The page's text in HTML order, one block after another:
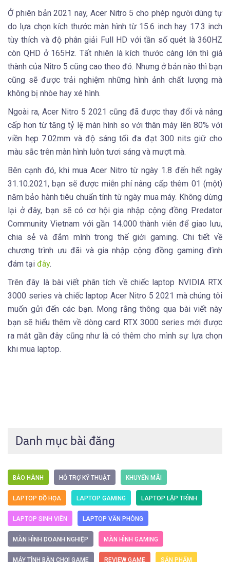
Ở phiên bản 2021 nay, Acer Nitro 5 cho phép người dùng tự
do lựa chọn kích thước màn hình từ 15.6 inch hay 17.3 inch
tùy thích và độ phân giải Full HD với tần số quét là 360HZ
còn QHD ở 165Hz. Tất nhiên là kích thước càng lớn thì giá
thành của Nitro 5 cũng cao theo đó. Nhưng ở bản nào thì bạn
cũng sẽ được trải nghiệm những hình ảnh chất lượng mà
không bị nhòe hay xé hình.
Ngoài ra, Acer Nitro 5 2021 cũng đã được thay đổi và nâng
cấp hơn từ tăng tỷ lệ màn hình so với thân máy lên 80% với
viền hẹp 7.02mm và độ sáng tối đa đạt 300 nits giữ cho
màu sắc trên màn hình luôn tươi sáng và mượt mà.
Bên cạnh đó, khi mua Acer Nitro từ ngày 1.8 đến hết ngày
31.10.2021, bạn sẽ được miễn phí nâng cấp thêm 01 (một)
năm bảo hành tiêu chuẩn tính từ ngày mua máy. Không dừng
lại ở đây, bạn sẽ có cơ hội gia nhập cộng đồng Predator
Community Vietnam với gần 14.000 thành viên để giao lưu,
chia sẻ và đắm mình trong thế giới gaming. Chi tiết về
chương trình ưu đãi và gia nhập cộng đồng gaming đình
đám tại đây.
Trên đây là bài viết phân tích về chiếc laptop NVIDIA RTX
3000 series và chiếc laptop Acer Nitro 5 2021 mà chúng tôi
muốn gửi đến các bạn. Mong rằng thông qua bài viết này
bạn sẽ hiểu thêm về dòng card RTX 3000 series mới được
ra mắt gần đây cũng như là có thêm cho mình sự lựa chọn
khi mua laptop.
Danh mục bài đăng
BẢO HÀNH HỖ TRỢ KỸ THUẬT KHUYẾN MÃI
LAPTOP ĐỒ HỌA LAPTOP GAMING LAPTOP LẬP TRÌNH
LAPTOP SINH VIÊN LAPTOP VĂN PHÒNG
MÀN HÌNH DOANH NGHIỆP MÀN HÌNH GAMING
MÁY TÍNH BÀN CHƠI GAME REVIEW GAME SẢN PHẨM